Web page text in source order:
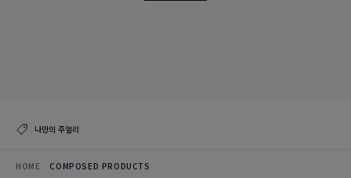
나만의 주얼리
HOME COMPOSED PRODUCTS